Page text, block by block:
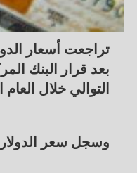
بعد قرار البنك
التوالي خلال
وسجل سعر الدولار في البنك